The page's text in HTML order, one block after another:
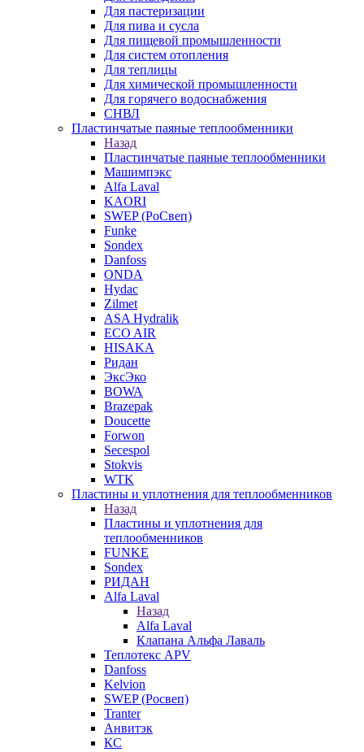
Для пастеризации
Для пива и сусла
Для пищевой промышленности
Для систем отопления
Для теплицы
Для химической промышленности
Для горячего водоснабжения
СНВЛ
Пластинчатые паяные теплообменники
Назад
Пластинчатые паяные теплообменники
Машимпэкс
Alfa Laval
KAORI
SWEP (РоСвеп)
Funke
Sondex
Danfoss
ONDA
Hydac
Zilmet
ASA Hydralik
ECO AIR
HISAKA
Ридан
ЭксЭко
BOWA
Brazepak
Doucette
Forwon
Secespol
Stokvis
WTK
Пластины и уплотнения для теплообменников
Назад
Пластины и уплотнения для
теплообменников
FUNKE
Sondex
РИДАН
Alfa Laval
Назад
Alfa Laval
Клапана Альфа Лаваль
Теплотекс APV
Danfoss
Kelvion
SWEP (Росвеп)
Tranter
Анвитэк
КС